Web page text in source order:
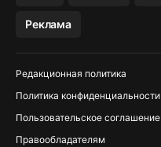
Реклама
Редакционная политика
Политика конфиденциальности
Пользовательское соглашение
Правообладателям